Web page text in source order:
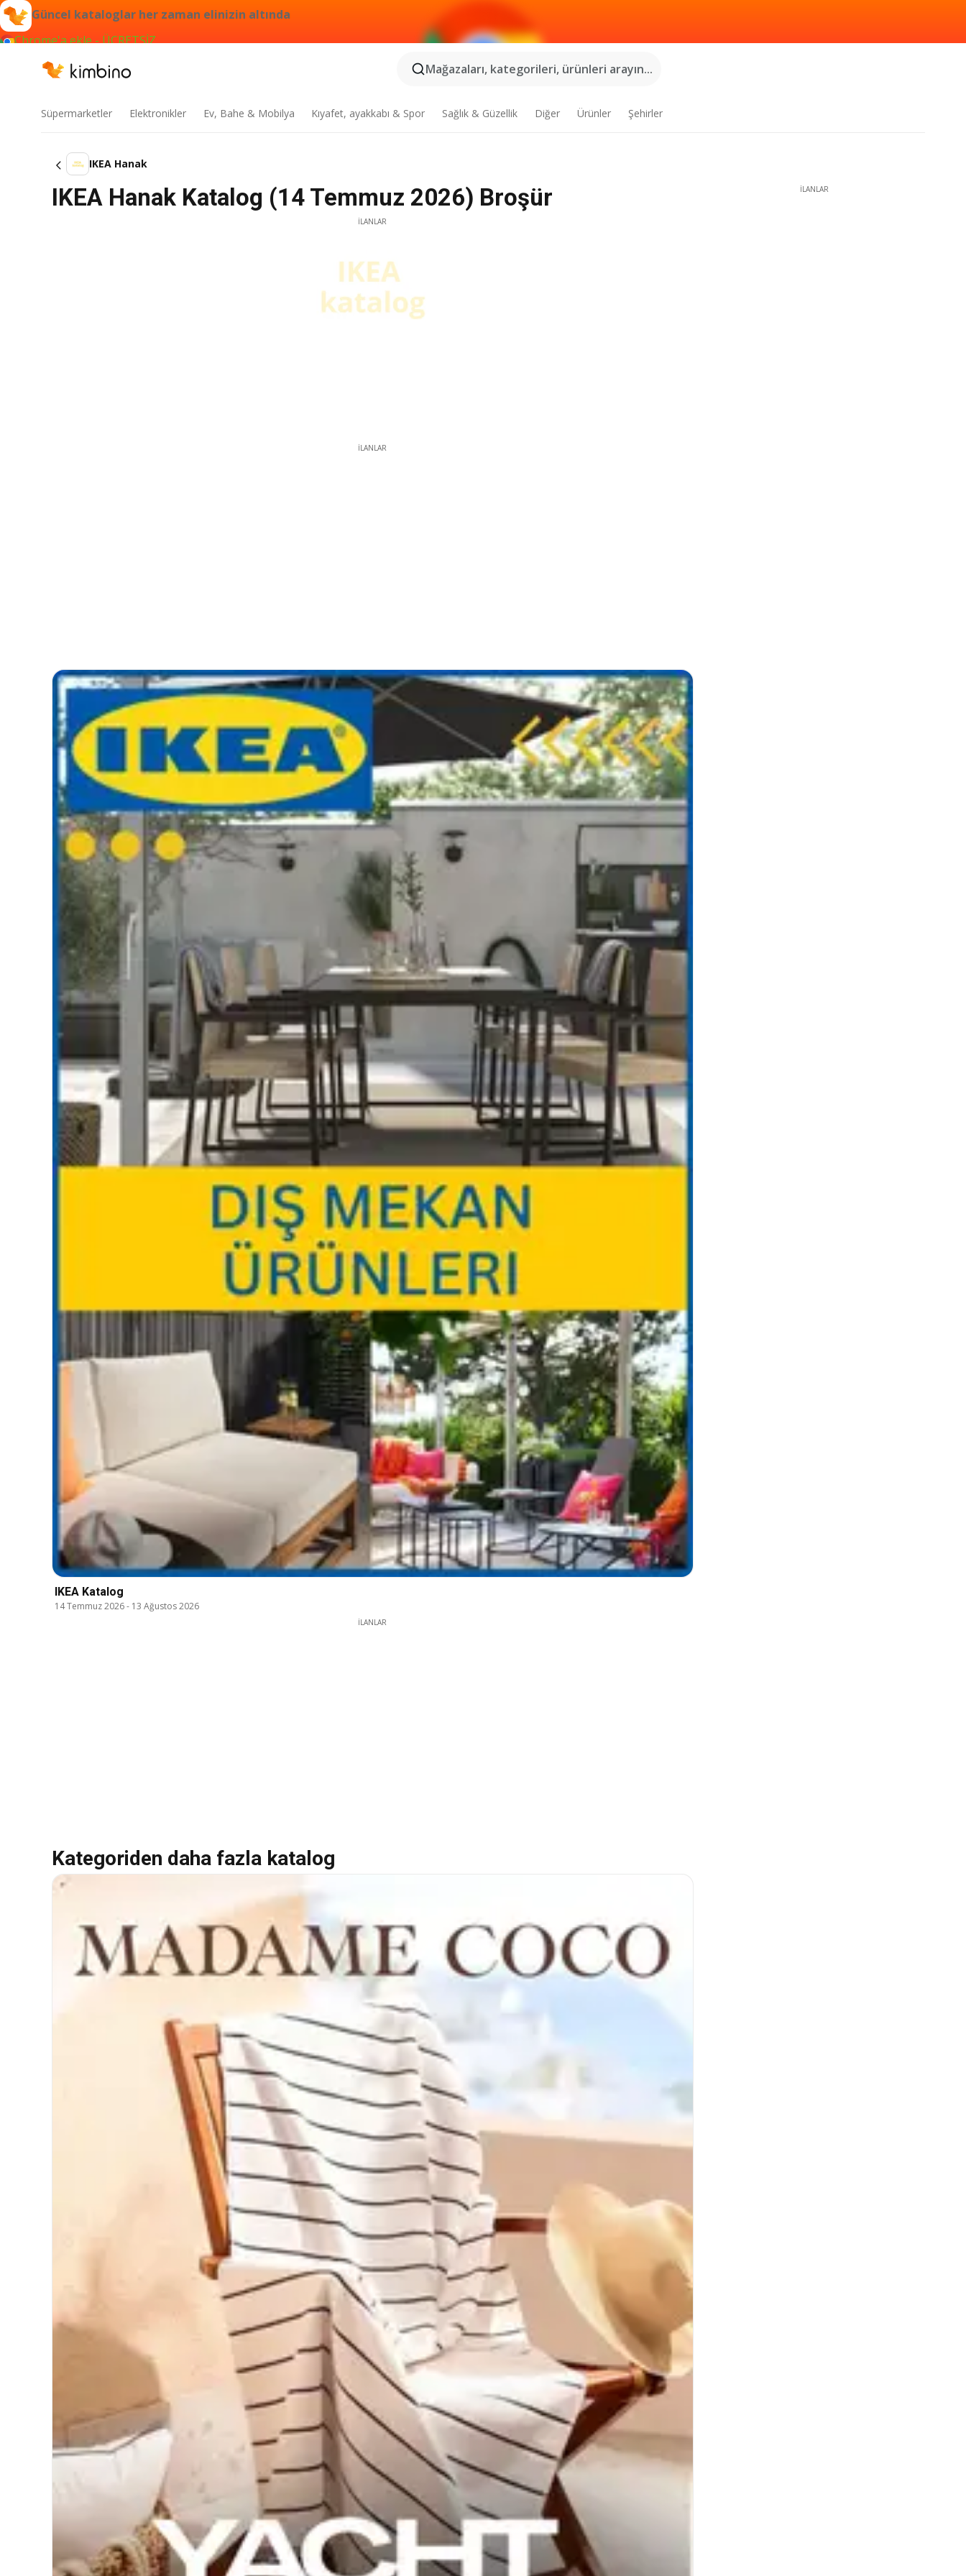
Güncel kataloglar her zaman elinizin altında
Chrome'a ekle - ÜCRETSİZ
Mağazaları, kategorileri, ürünleri arayın...
Süpermarketler Elektronikler Ev, Bahe & Mobilya Kıyafet, ayakkabı & Spor Sağlık & Güzellik Diğer Ürünler Şehirler
IKEA Hanak
IKEA Hanak Katalog (14 Temmuz 2026) Broşür
İLANLAR
İLANLAR
IKEA Katalog
14 Temmuz 2026- 13 Ağustos 2026
İLANLAR
Kategoriden daha fazla katalog
İLANLAR